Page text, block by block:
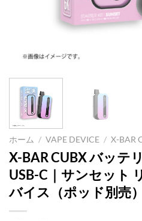
ホーム / VAPE DEVICE / X-BAR
X-BAR CUBX バッテ
USB-C｜サンセット
バイス（ポッド別売）